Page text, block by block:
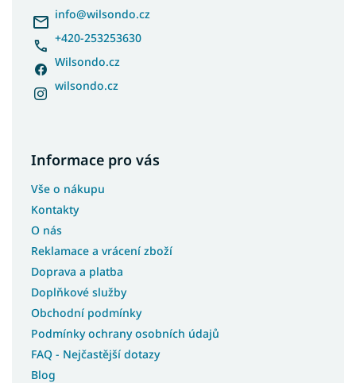
info@wilsondo.cz
+420-253253630
Wilsondo.cz
wilsondo.cz
Informace pro vás
Vše o nákupu
Kontakty
O nás
Reklamace a vrácení zboží
Doprava a platba
Doplňkové služby
Obchodní podmínky
Podmínky ochrany osobních údajů
FAQ - Nejčastější dotazy
Blog